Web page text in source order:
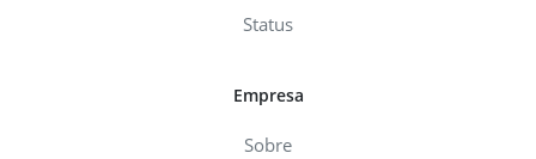
Status
Empresa
Sobre